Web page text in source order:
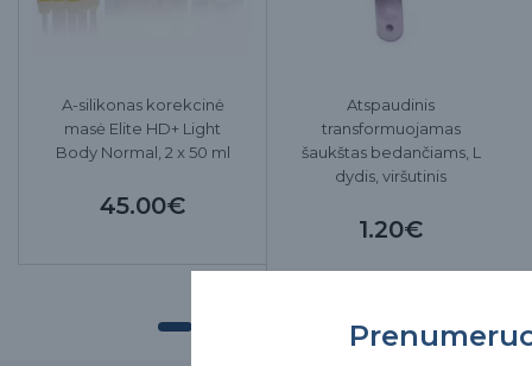
A-silikonas korekcinė
masė Elite HD+ Light
Body Normal, 2 x 50 ml
45.00€
Atspaudinis
transformuojamas
šaukštas bedančiams, L
dydis, viršutinis
1.20€